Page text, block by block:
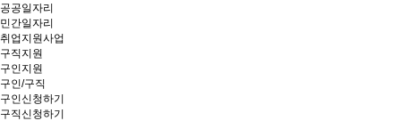
공공일자리
민간일자리
취업지원사업
구직지원
구인지원
구인/구직
구인신청하기
구직신청하기